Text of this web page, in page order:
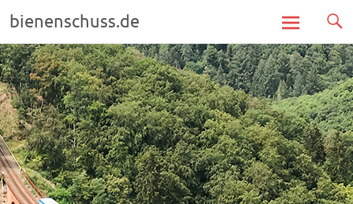
bienenschuss.de
Zum
Inhalt
springen